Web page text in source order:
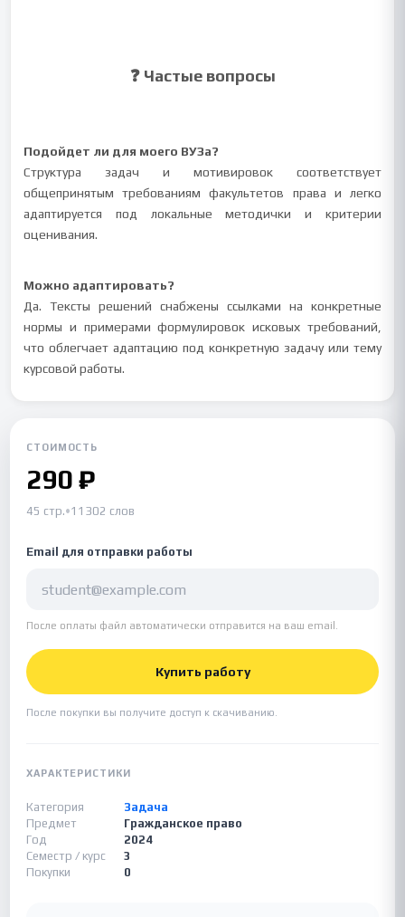
❓ Частые вопросы
Подойдет ли для моего ВУЗа?
Структура задач и мотивировок соответствует
общепринятым требованиям факультетов права и легко
адаптируется под локальные методички и критерии
оценивания.
Можно адаптировать?
Да. Тексты решений снабжены ссылками на конкретные
нормы и примерами формулировок исковых требований,
что облегчает адаптацию под конкретную задачу или тему
курсовой работы.
СТОИМОСТЬ
290 ₽
45 стр.•11302 слов
Email для отправки работы
После оплаты файл автоматически отправится на ваш email.
Купить работу
После покупки вы получите доступ к скачиванию.
ХАРАКТЕРИСТИКИ
Категория
Задача
Предмет
Гражданское право
Год
2024
Семестр / курс
3
Покупки
0